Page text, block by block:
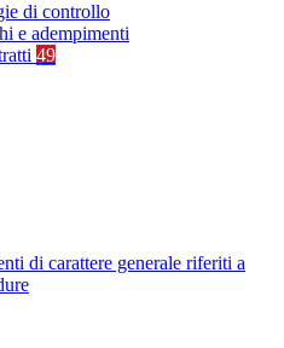
di controllo
e adempimenti
49
di carattere generale riferiti a